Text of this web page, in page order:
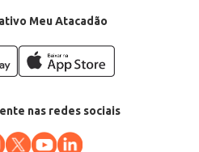
Meu Atacadão
nas redes sociais